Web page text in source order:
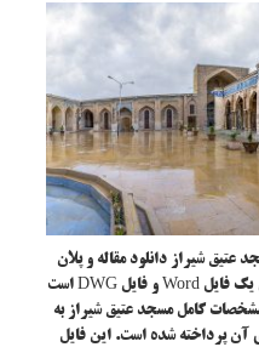
عتیق شیراز دانلود مقاله و پلان
مسجد عتیق شیراز شامل یک فایل Word و فایل DWG است
کامل مسجد عتیق شیراز به
آن پرداخته شده است. این فایل